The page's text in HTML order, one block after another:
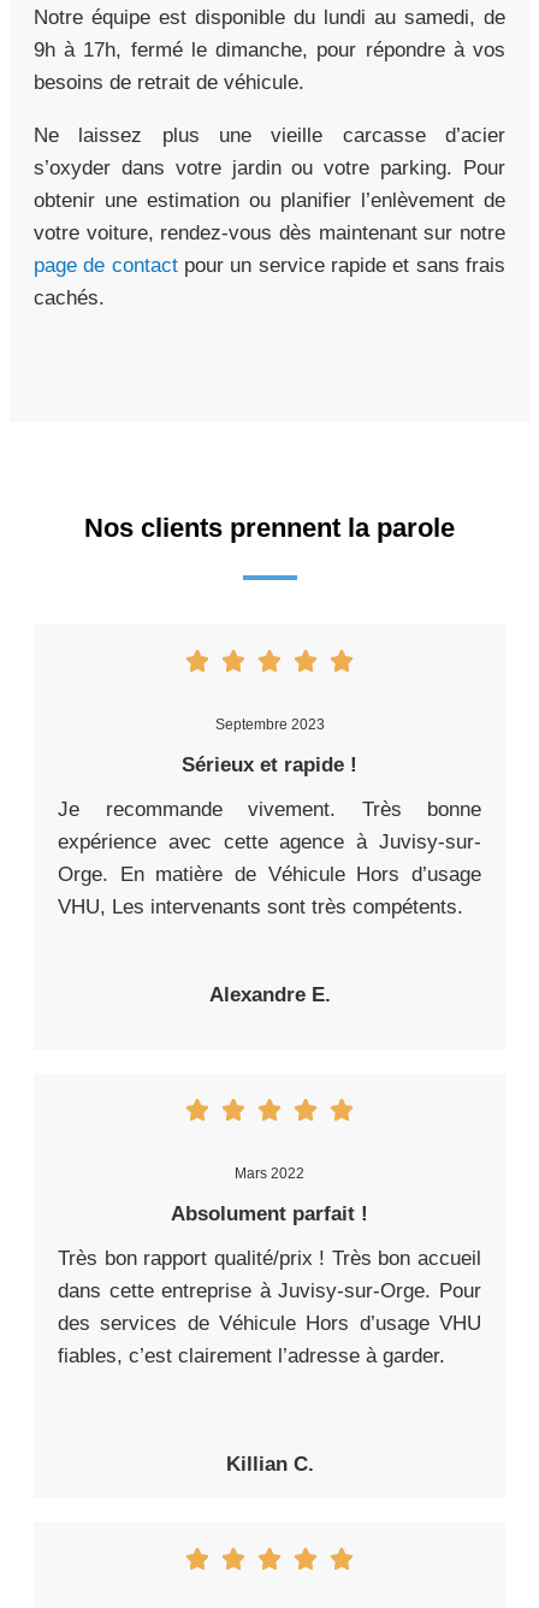
Notre équipe est disponible du lundi au samedi, de
9h à 17h, fermé le dimanche, pour répondre à vos
besoins de retrait de véhicule.
Ne laissez plus une vieille carcasse d’acier
s’oxyder dans votre jardin ou votre parking. Pour
obtenir une estimation ou planifier l’enlèvement de
votre voiture, rendez-vous dès maintenant sur notre
page de contactpour un service rapide et sans frais
cachés.
Nos clients prennent la parole
Septembre 2023
Sérieux et rapide !
Je recommande vivement. Très bonne
expérience avec cette agence à Juvisy-sur-
Orge. En matière de Véhicule Hors d’usage
VHU, Les intervenants sont très compétents.
Alexandre E.
Mars 2022
Absolument parfait !
Très bon rapport qualité/prix ! Très bon accueil
dans cette entreprise à Juvisy-sur-Orge. Pour
des services de Véhicule Hors d’usage VHU
fiables, c’est clairement l’adresse à garder.
Killian C.